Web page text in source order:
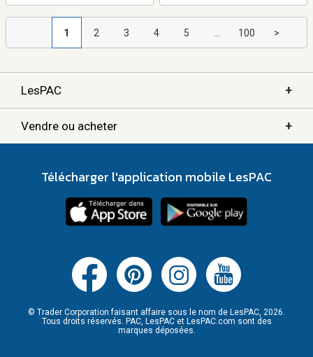
1 2 3 4 5 100 >
LesPAC +
Vendre ou acheter +
Télécharger l'application mobile LesPAC
© Trader Corporation faisant affaire sous le nom de LesPAC, 2026.
Tous droits réservés. PAC, LesPAC et LesPAC.com sont des
marques déposées.